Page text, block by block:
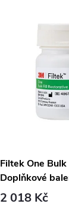
Filtek One
Doplňkové
kompule
2 018 Kč